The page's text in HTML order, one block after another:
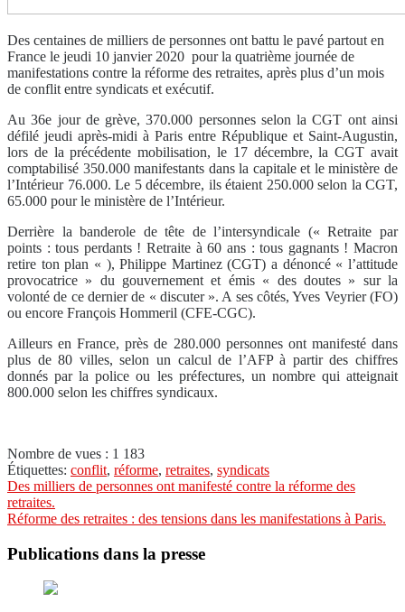
Des centaines de milliers de personnes ont battu le pavé partout en
France le jeudi 10 janvier 2020 pour la quatrième journée de
manifestations contre la réforme des retraites, après plus d’un mois
de conflit entre syndicats et exécutif.
Au 36e jour de grève, 370.000 personnes selon la CGT ont ainsi
défilé jeudi après-midi à Paris entre République et Saint-Augustin,
lors de la précédente mobilisation, le 17 décembre, la CGT avait
comptabilisé 350.000 manifestants dans la capitale et le ministère de
l’Intérieur 76.000. Le 5 décembre, ils étaient 250.000 selon la CGT,
65.000 pour le ministère de l’Intérieur.
Derrière la banderole de tête de l’intersyndicale (« Retraite par
points : tous perdants ! Retraite à 60 ans : tous gagnants ! Macron
retire ton plan « ), Philippe Martinez (CGT) a dénoncé « l’attitude
provocatrice » du gouvernement et émis « des doutes » sur la
volonté de ce dernier de « discuter ». A ses côtés, Yves Veyrier (FO)
ou encore François Hommeril (CFE-CGC).
Ailleurs en France, près de 280.000 personnes ont manifesté dans
plus de 80 villes, selon un calcul de l’AFP à partir des chiffres
donnés par la police ou les préfectures, un nombre qui atteignait
800.000 selon les chiffres syndicaux.
Nombre de vues : 1 183
Étiquettes: conflit, réforme, retraites, syndicats
Navigation
de
Des milliers de personnes ont manifesté contre la réforme des
retraites.
Réforme des retraites : des tensions dans les manifestations à Paris.
Publications dans la presse